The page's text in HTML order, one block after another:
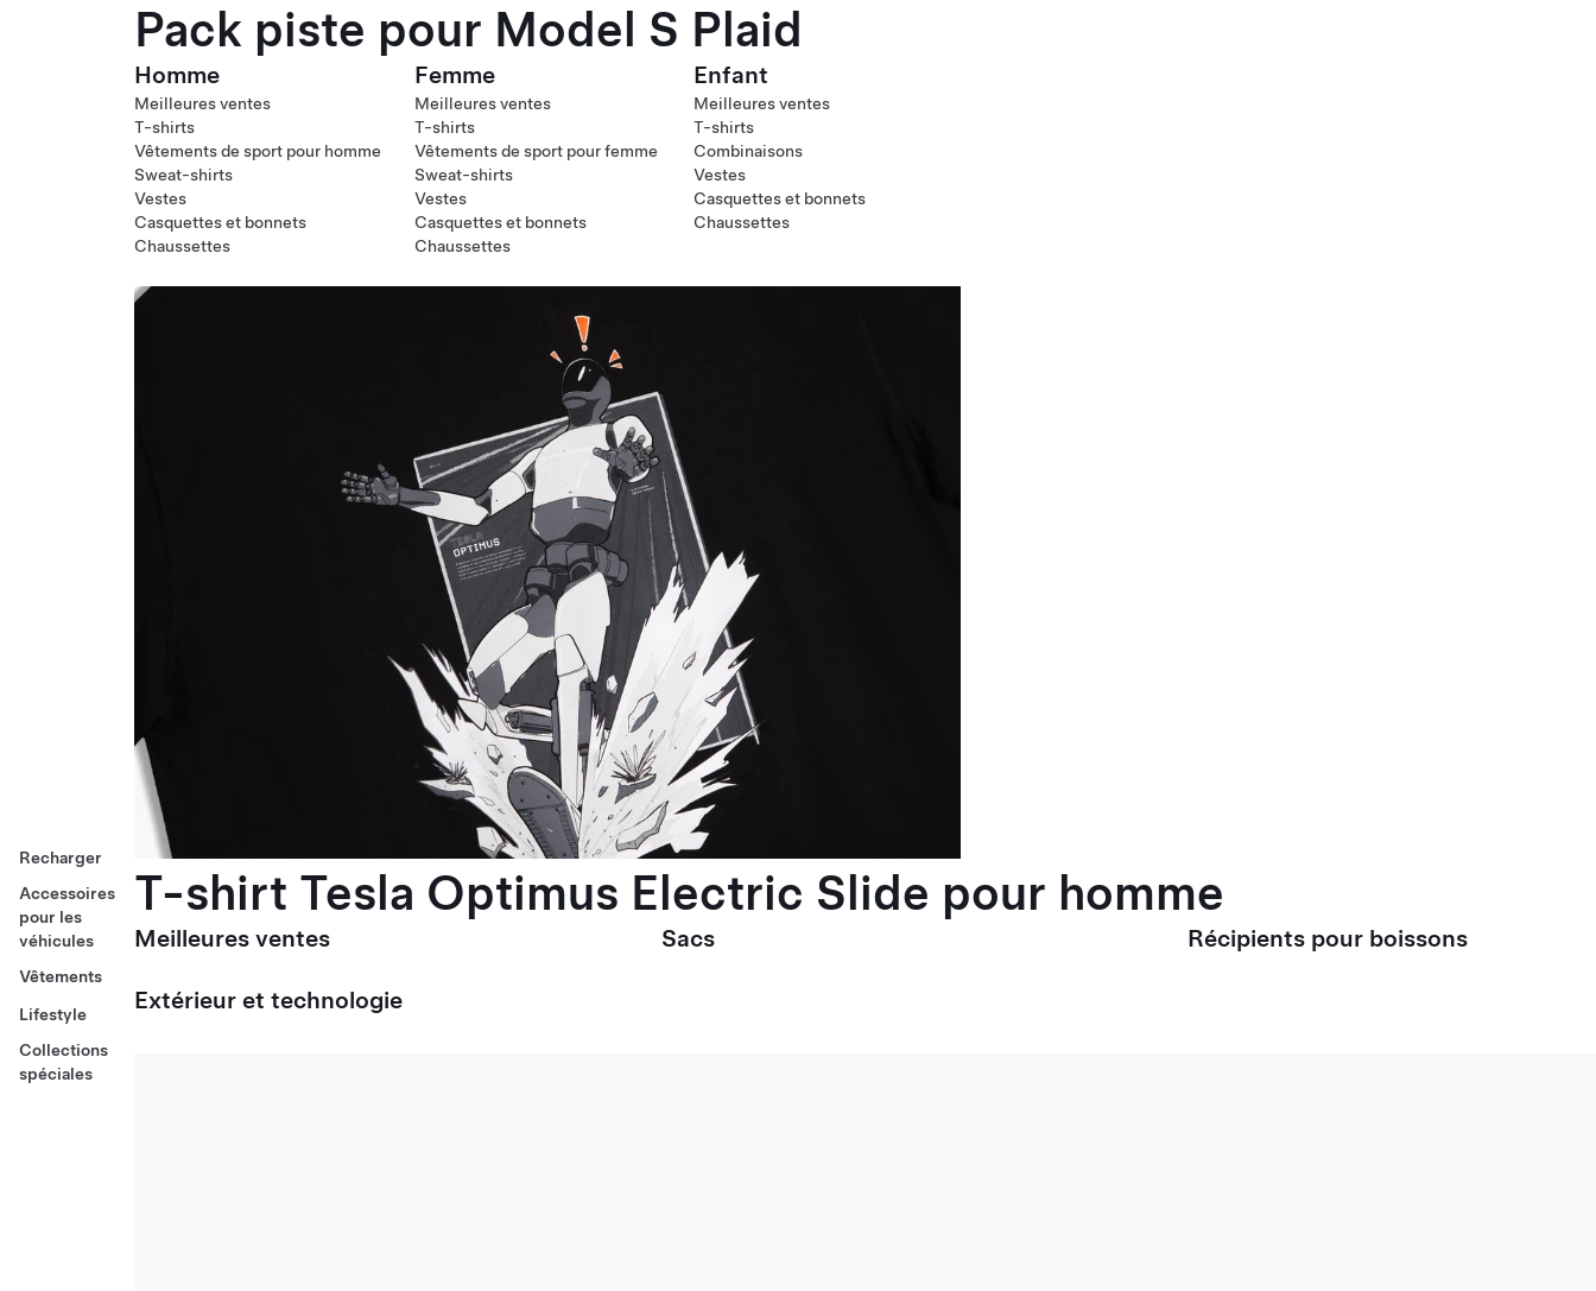
Recharger
Accessoires
pour les
véhicules
Vêtements
Lifestyle
Collections
spéciales
Pack piste pour Model S Plaid
Homme
Meilleures ventes
T-shirts
Vêtements de sport pour homme
Sweat-shirts
Vestes
Casquettes et bonnets
Chaussettes
Femme
Meilleures ventes
T-shirts
Vêtements de sport pour femme
Sweat-shirts
Vestes
Casquettes et bonnets
Chaussettes
Enfant
Meilleures ventes
T-shirts
Combinaisons
Vestes
Casquettes et bonnets
Chaussettes
T-shirt Tesla Optimus Electric Slide pour homme
Meilleures ventes Sacs Récipients pour boissons
Extérieur et technologie